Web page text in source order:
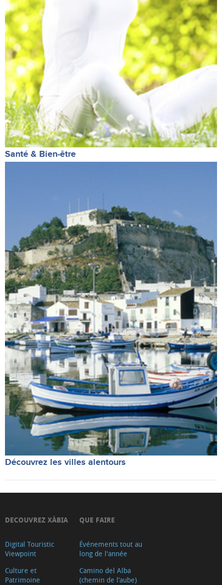
Santé & Bien-être
Découvrez les villes alentours
DECOUVREZ XÀBIA
Digital Touristic
Viewpoint
Culture et
Patrimoine
QUE FAIRE
Événements tout au
long de l'année
Camino del Alba
(chemin de l’aube)